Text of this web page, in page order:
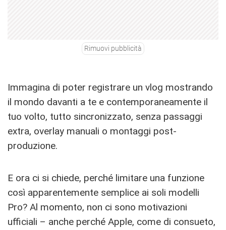
Rimuovi pubblicità
Immagina di poter registrare un vlog mostrando
il mondo davanti a te e contemporaneamente il
tuo volto, tutto sincronizzato, senza passaggi
extra, overlay manuali o montaggi post-
produzione.
E ora ci si chiede, perché limitare una funzione
così apparentemente semplice ai soli modelli
Pro? Al momento, non ci sono motivazioni
ufficiali – anche perché Apple, come di consueto,